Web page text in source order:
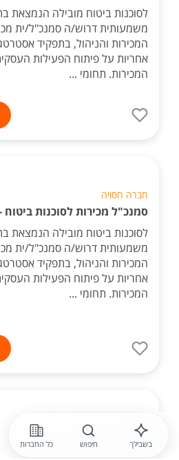
לסוכנות ביטוח מובילה הנמצאת
משמעותית דרוש/ה סמנכ"ל/ית
המכירות והניהול, בתפקיד
אחריות על פיתוח הפעילות
המכירות. תחומי ...
חברה חסויה
סמנכ"ל מכירות לסוכנות
לסוכנות ביטוח מובילה הנמצאת
משמעותית דרוש/ה סמנכ"ל/ית
המכירות והניהול, בתפקיד
אחריות על פיתוח הפעילות
המכירות. תחומי ...
דנאל - צפון
מנהל /ת תחום
בשבילך חיפוש כל החברות